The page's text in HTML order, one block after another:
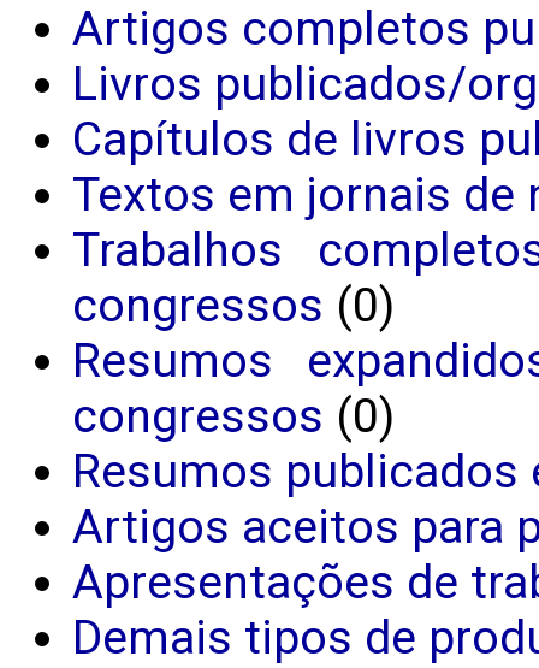
Artigos completos
Livros publicados/
Capítulos de livros
Textos em jornais
Trabalhos
congressos (0)
Resumos
congressos (0)
Resumos
Artigos aceitos para
Apresentações de
Demais tipos de